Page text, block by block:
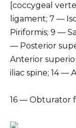
[coccygeal
ligament; 7 —
Piriformis; 9 —
— Posterior
Anterior
iliac spine; 14 —
16 — Obturator